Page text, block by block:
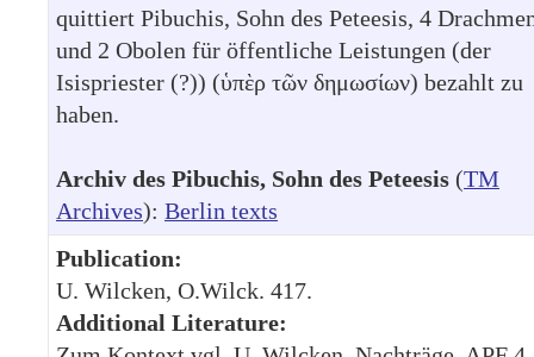
quittiert Pibuchis, Sohn des Peteesis, 4
und 2 Obolen für öffentliche Leistungen (der
Isispriester (?)) (ὑπὲρ τῶν δημωσίων) bezahlt zu
haben.
Archiv des Pibuchis, Sohn des Peteesis (TM
Archives): Berlin texts
Publication:
U. Wilcken, O.Wilck. 417.
Additional Literature: